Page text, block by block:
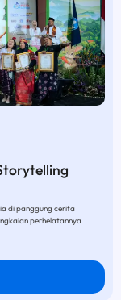
di panggung cerita
perhelatannya